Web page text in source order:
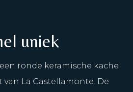
uniek
ronde keramische kachel
La Castellamonte. De